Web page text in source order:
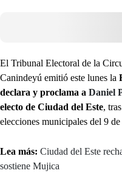
El Tribunal Electoral de la
Canindeyú emitió este lunes la
declara y proclama a Daniel
electo de Ciudad del Este,
elecciones municipales del 9
Lea más: Ciudad del Este
sostiene Mujica